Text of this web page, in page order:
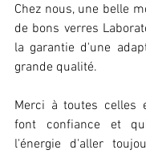
Chez nous, une belle
de bons verres
la garantie d'une
grande qualité.
Merci à toutes celles
font confiance et
l'énergie d'aller